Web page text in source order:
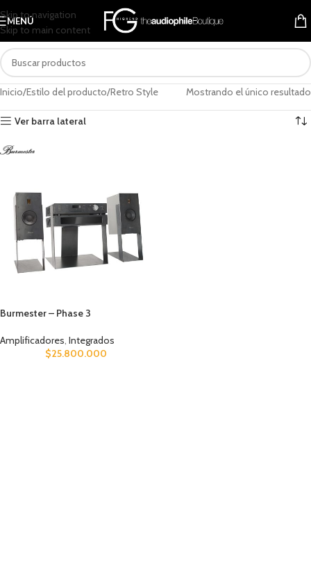
Skip to navigation
Skip to main content
MENÚ
Inicio Estilo del producto Retro Style Mostrando el único resultado
Ver barra lateral
Burmester – Phase 3
Amplificadores, Integrados
$25.800.000